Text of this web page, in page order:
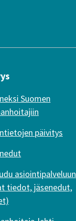
Suomen
päivitys
asiointipalveluun
tiedot, jäsenedut,